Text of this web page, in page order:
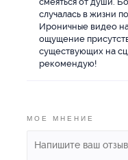
случалась в жизни
Ироничные видео
ощущение
существующих на
рекомендую!
МОЕ МНЕНИЕ